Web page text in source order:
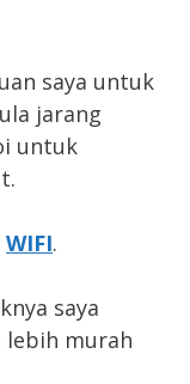
saya untuk
jarang
untuk
WIFI.
saya
lebih murah